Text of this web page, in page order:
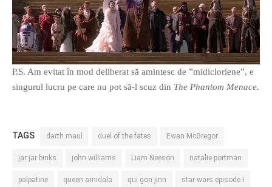
P.S. Am evitat în mod deliberat să amintesc de ”midicloriene”, e
singurul lucru pe care nu pot să-l scuz din The Phantom Menace.
TAGS darth maul duel of the fates Ewan McGregor
jar jar binks john williams Liam Neeson natalie portman
palpatine queen amidala qui gon jinn star wars episode I